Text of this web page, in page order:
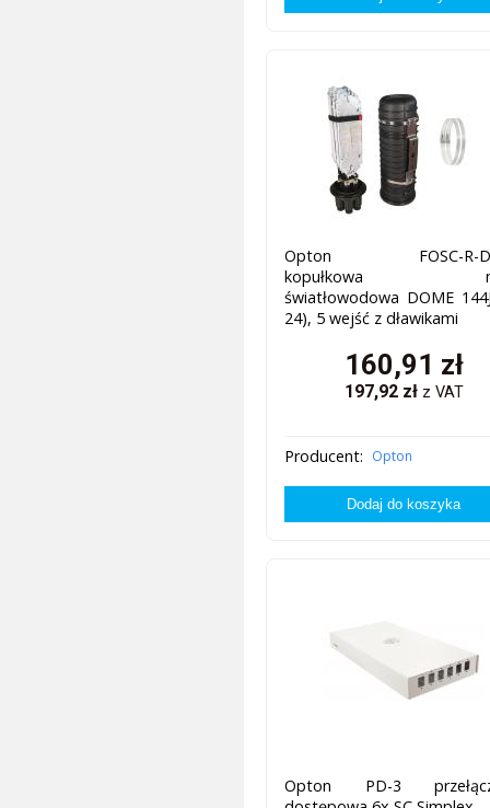
Opton FOSC-R-D-
kopułkowa
światłowodowa DOME
24), 5 wejść z dławikami
160,91 zł
197,92zł z VAT
Producent: Opton
Opton PD-3